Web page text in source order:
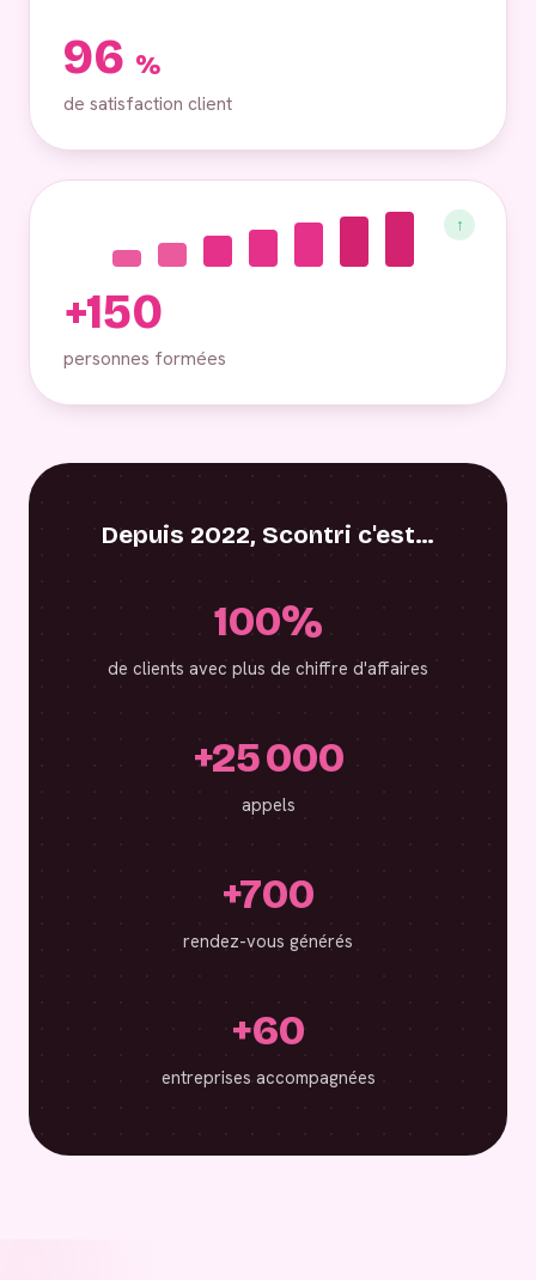
96 %
de satisfaction client
↑
+150
personnes formées
Depuis 2022, Scontri c'est…
100%
de clients avec plus de chiffre d'affaires
+25 000
appels
+700
rendez-vous générés
+60
entreprises accompagnées